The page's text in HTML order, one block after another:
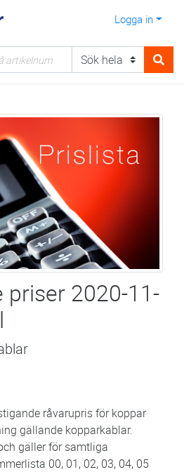
Logga in
priser 2020-11-
råvarupris för koppar
gällande kopparkablar.
gäller för samtliga
00, 01, 02, 03, 04, 05